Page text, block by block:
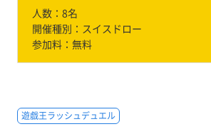
人数： 8名
開催種別： スイスドロー
参加料： 無料
遊戯王ラッシュデュエル